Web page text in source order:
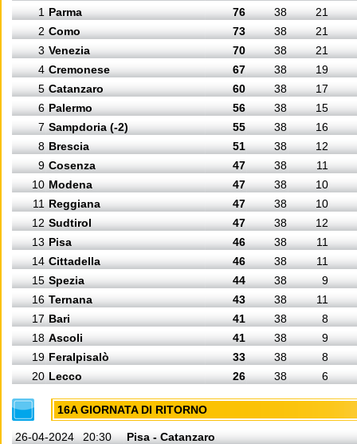
1 Parma 76 38
21
2 Como 73 38
21
3 Venezia 70 38
21
4 Cremonese 67 38
19
5 Catanzaro 60 38
17
6 Palermo 56 38
15
7 Sampdoria (-2) 55 38
16
8 Brescia 51 38
12
9 Cosenza 47 38
11
10 Modena 47 38
10
11 Reggiana 47 38
10
12 Sudtirol 47 38
12
13 Pisa 46 38
11
14 Cittadella 46 38
11
15 Spezia 44 38
9
16 Ternana 43 38
11
17 Bari 41 38
8
18 Ascoli 41 38
9
19 Feralpisalò 33 38
8
20 Lecco 26 38 6
16A GIORNATA DI RITORNO
26-04-2024 20:30
Pisa - Catanzaro